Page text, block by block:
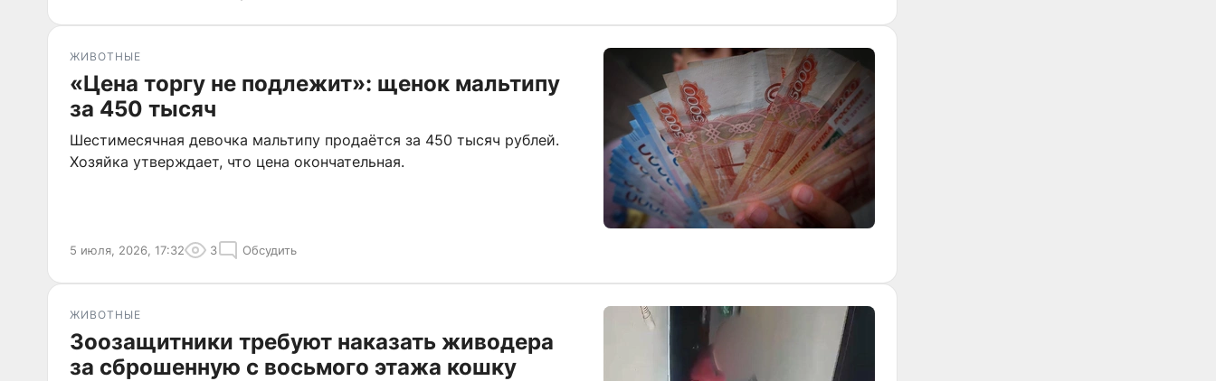
ЖИВОТНЫЕ
«Цена торгу не подлежит»: щенок мальтипу
за 450 тысяч
Шестимесячная девочка мальтипу продаётся за 450 тысяч рублей.
Хозяйка утверждает, что цена окончательная.
5 июля, 2026, 17:32 3 Обсудить
ЖИВОТНЫЕ
Зоозащитники требуют наказать живодера
за сброшенную с восьмого этажа кошку